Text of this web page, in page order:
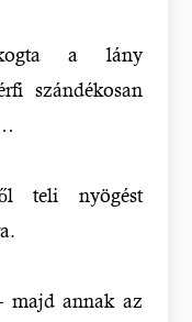
a lány
szándékosan
teli nyögést
majd annak az